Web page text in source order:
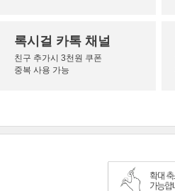
록시걸 카톡 채널
친구 추가시 3천원 쿠폰
중복 사용 가능